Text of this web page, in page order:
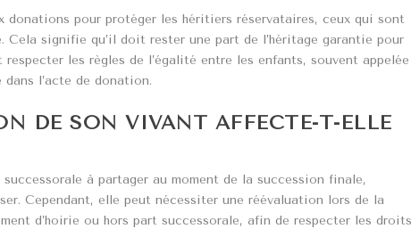
pour protéger les héritiers réservataires, ceux qui sont
Cela signifie qu’il doit rester une part de l’héritage garantie pour
les règles de l’égalité entre les enfants, souvent appelée
l’acte de donation.
DE SON VIVANT AFFECTE-T-ELLE
à partager au moment de la succession finale,
Cependant, elle peut nécessiter une réévaluation lors de la
d’hoirie ou hors part successorale, afin de respecter les